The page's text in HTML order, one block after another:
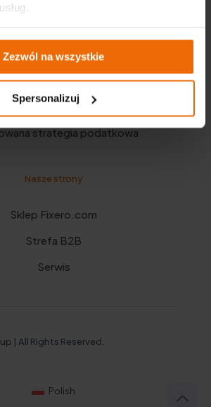
Zezwól na wszystkie
Spersonalizuj
Aktualności
Katalogi
GTX – warsztatowa wiedza dla
początkujących
Polityka prywatności
strategia podatkowa
Nasze strony
Sklep Fixero.com
Strefa B2B
Serwis
| All Rights Reserved.
Polish